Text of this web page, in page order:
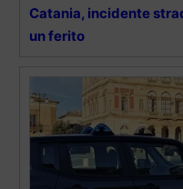
Catania, incidente
un ferito